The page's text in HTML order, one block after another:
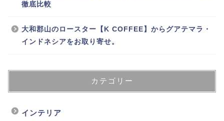
徹底比較
大和郡山のロースター【K COFFEE】からグアテマラ・
インドネシアをお取り寄せ。
カテゴリー
インテリア